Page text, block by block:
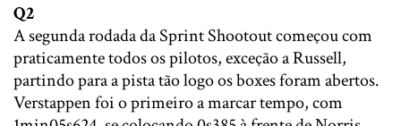
Q2
A segunda rodada da Sprint Shootout começou com
praticamente todos os pilotos, exceção a Russell,
partindo para a pista tão logo os boxes foram abertos.
Verstappen foi o primeiro a marcar tempo, com